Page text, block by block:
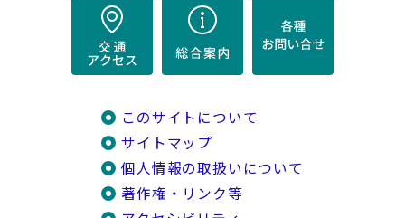
このサイトについて
サイトマップ
個人情報の取扱いについて
著作権・リンク等